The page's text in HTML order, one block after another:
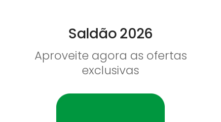
Saldão 2026
Aproveite agora as ofertas
exclusivas